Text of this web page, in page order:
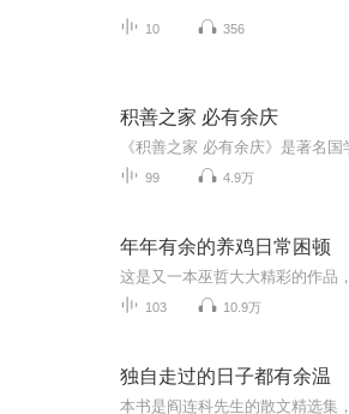
10 356
积善之家 必有余庆
99 4.9万
年年有余的养鸡日常困顿
103 10.9万
独自走过的日子都有余温